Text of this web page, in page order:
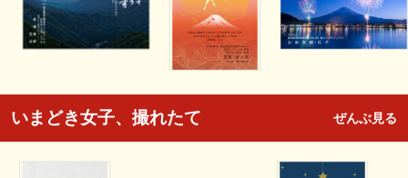
いまどき女子、撮れたて ぜんぶ見る